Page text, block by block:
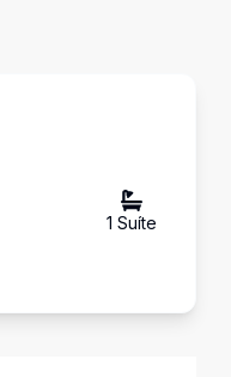
1 Suíte